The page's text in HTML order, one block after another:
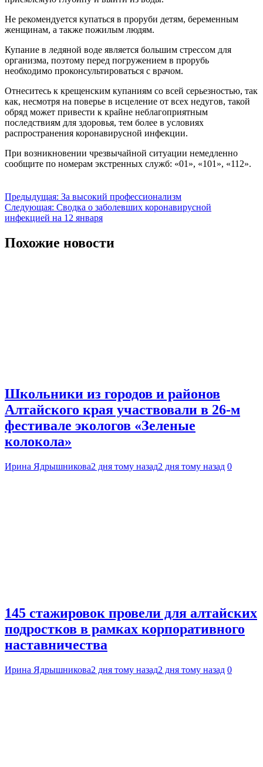
Не рекомендуется купаться в проруби детям, беременным
женщинам, а также пожилым людям.
Купание в ледяной воде является большим стрессом для
организма, поэтому перед погружением в прорубь
необходимо проконсультироваться с врачом.
Отнеситесь к крещенским купаниям со всей серьезностью, так
как, несмотря на поверье в исцеление от всех недугов, такой
обряд может привести к крайне неблагоприятным
последствиям для здоровья, тем более в условиях
распространения коронавирусной инфекции.
При возникновении чрезвычайной ситуации немедленно
сообщите по номерам экстренных служб: «01», «101», «112».
Навигация
по
Предыдущая: За высокий профессионализм
Следующая: Сводка о заболевших коронавирусной
инфекцией на 12 января
Похожие новости
Школьники из городов и районов
Алтайского края участвовали в 26-м
фестивале экологов «Зеленые
колокола»
Ирина Ядрышникова2 дня тому назад2 дня тому назад 0
145 стажировок провели для алтайских
подростков в рамках корпоративного
наставничества
Ирина Ядрышникова2 дня тому назад2 дня тому назад 0